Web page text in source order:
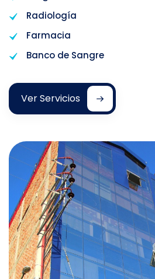
Radiología
Farmacia
Banco de Sangre
Ver Servicios